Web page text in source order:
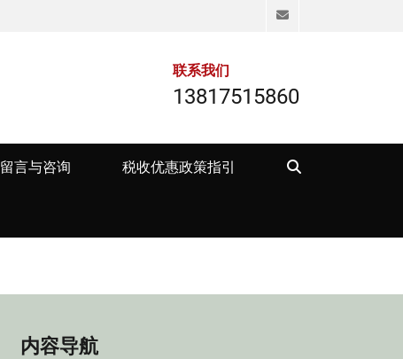
Email
联系我们
13817515860
留言与咨询 税收优惠政策指引
内容导航